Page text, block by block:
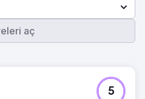
aç
5